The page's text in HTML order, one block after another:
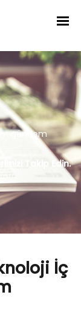
İç
gündem
Takip Edin.
İç